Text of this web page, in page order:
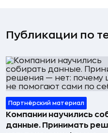
Публикации по
Партнёрский материал
Компании научились
данные. Принимать